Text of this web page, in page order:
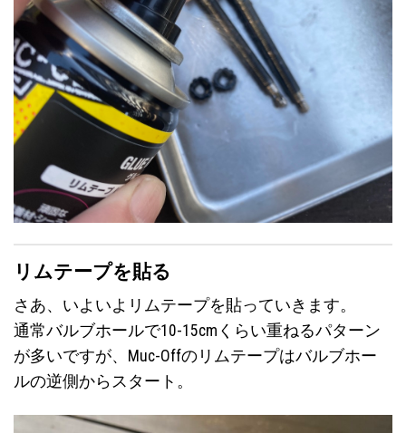
リムテープを貼る
さあ、いよいよリムテープを貼っていきます。
通常バルブホールで10-15cmくらい重ねるパターン
が多いですが、Muc-Offのリムテープはバルブホー
ルの逆側からスタート。